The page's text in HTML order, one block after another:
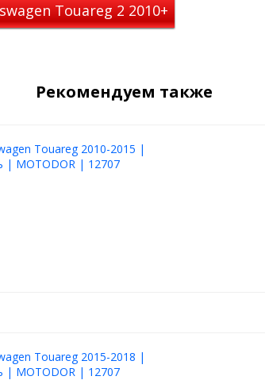
Touareg 2 2010+
Рекомендуем также
Touareg 2010-2015 |
| MOTODOR | 12707
Touareg 2015-2018 |
| MOTODOR | 12707